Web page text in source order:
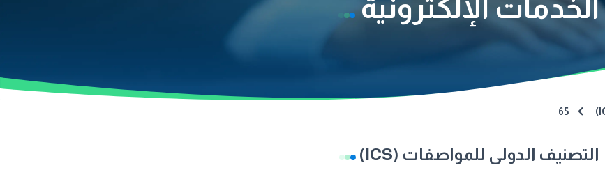
الخدمات الإلكترونية
65
التصنيف الدولى للمواصفات (ICS)